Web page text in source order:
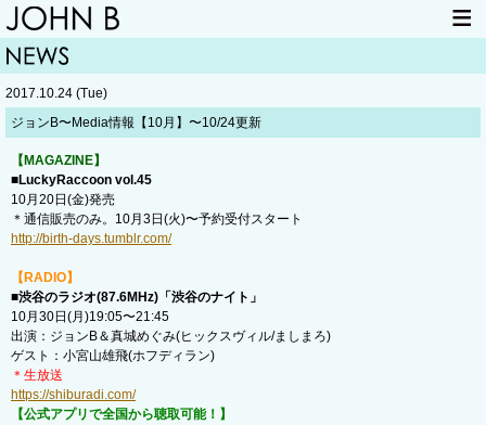
HOME
LIVE INFO
2017.10.24 (Tue)
ジョンB〜Media情報【10月】〜10/24更新
【MAGAZINE】
■LuckyRaccoon vol.45
10月20日(金)発売
＊通信販売のみ。10月3日(火)〜予約受付スタート
http://birth-days.tumblr.com/
【RADIO】
■渋谷のラジオ(87.6MHz)「渋谷のナイト」
10月30日(月)19:05〜21:45
出演：ジョンB＆真城めぐみ(ヒックスヴィル/ましまろ)
ゲスト：小宮山雄飛(ホフディラン)
＊生放送
https://shiburadi.com/
【公式アプリで全国から聴取可能！】